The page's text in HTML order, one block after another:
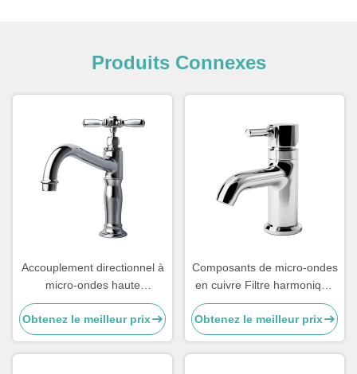
Produits Connexes
Accouplement directionnel à
micro-ondes haute
puissance à large bande
Obtenez le meilleur prix
Composants de micro-ondes
en cuivre Filtre harmonique
à guide d'onde 2,0 dB Perte
d'insertion 14,7 15,8 GHz
Obtenez le meilleur prix